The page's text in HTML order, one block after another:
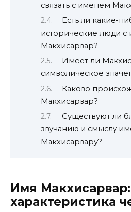
связать с именем
Есть ли какие-
исторические люди
Макхисарвар?
Имеет ли
символическое
Каково
Макхисарвар?
Существуют ли
звучанию и смыслу
Макхисарвару?
Имя
характеристика